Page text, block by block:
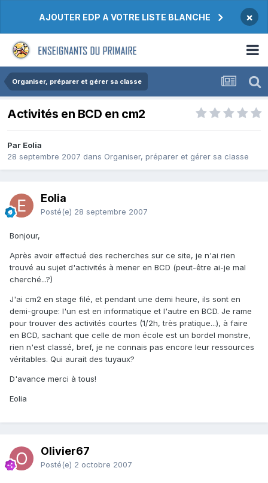
AJOUTER EDP A VOTRE LISTE BLANCHE ×
Organiser, préparer et gérer sa classe
Activités en BCD en cm2
Par Eolia
28 septembre 2007 dans Organiser, préparer et gérer sa classe
Eolia
Posté(e) 28 septembre 2007
Bonjour,
Après avoir effectué des recherches sur ce site, je n'ai rien
trouvé au sujet d'activités à mener en BCD (peut-être ai-je mal
cherché...?)
J'ai cm2 en stage filé, et pendant une demi heure, ils sont en
demi-groupe: l'un est en informatique et l'autre en BCD. Je rame
pour trouver des activités courtes (1/2h, très pratique...), à faire
en BCD, sachant que celle de mon école est un bordel monstre,
rien n'est classé, bref, je ne connais pas encore leur ressources
véritables. Qui aurait des tuyaux?
D'avance merci à tous!
Eolia
Olivier67
Posté(e) 2 octobre 2007